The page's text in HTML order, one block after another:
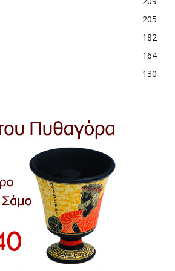
205
182
164
130